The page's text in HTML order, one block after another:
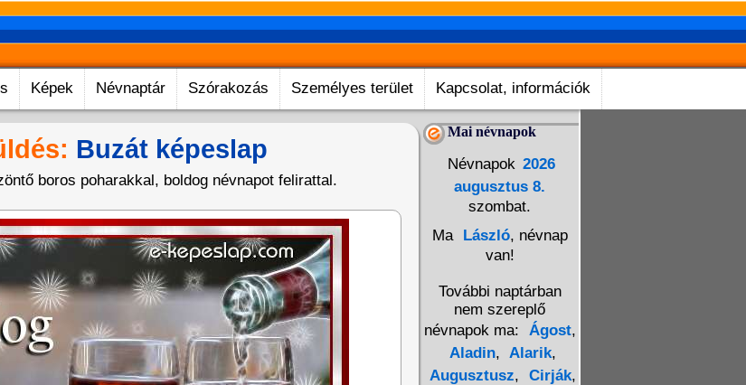
Képek Névnaptár Szórakozás Személyes terület Kapcsolat, információk
Buzát képeslap
boros poharakkal, boldog névnapot felirattal.
Mai névnapok
Névnapok 2026
augusztus 8.
szombat.
Ma
László, névnap
van!
További naptárban
nem szereplő
névnapok ma:
Ágost,
Aladin, Alarik,
Augusztusz, Cirják,